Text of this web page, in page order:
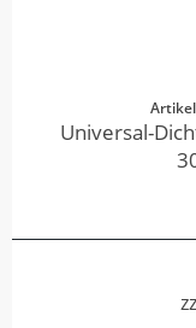
Universal-